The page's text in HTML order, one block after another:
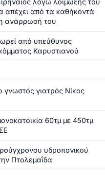
λόγω λοίμωξης του
απέχει από τα καθήκοντά
ανάρρωσή του
από υπεύθυνος
Καρυστιανού
γιατρός Νίκος
60τμ με 450τμ
υδροπονικού
Πτολεμαΐδα